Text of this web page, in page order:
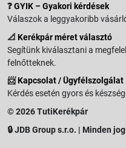
❓GYIK – Gyakori kérdések
Válaszok a leggyakoribb
📐 Kerékpár méret választó
Segítünk kiválasztani a
felnőtteknek.
📨Kapcsolat / Ügyfélszolgálat
Kérdés esetén gyors és
© 2026 TutiKerékpár
🔒 JDB Group s.r.o. | Minden